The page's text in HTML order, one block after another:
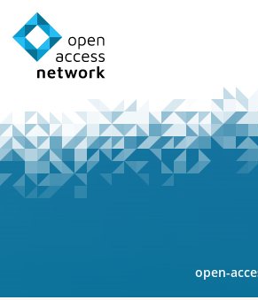
open-